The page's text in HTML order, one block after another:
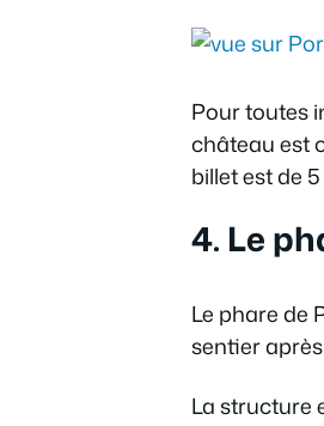
Pour toutes
château est
billet est de
4. Le
Le phare de
sentier
La structure